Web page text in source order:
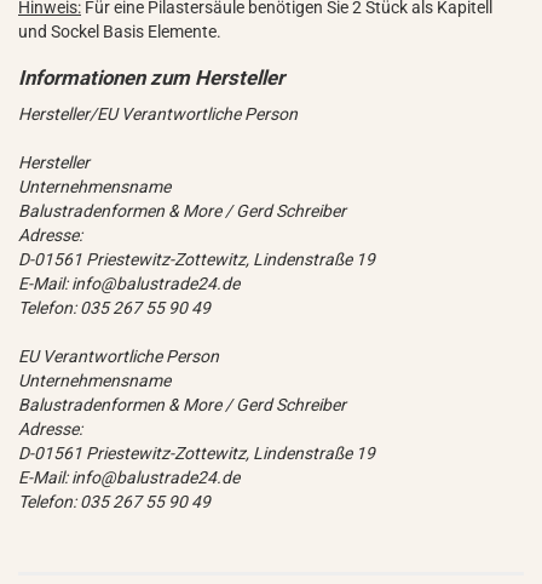
Hinweis: Für eine Pilastersäule benötigen Sie 2 Stück als Kapitell
und Sockel Basis Elemente.
Hersteller/EU Verantwortliche Person
Hersteller
Unternehmensname
Balustradenformen & More / Gerd Schreiber
Adresse:
D-01561 Priestewitz-Zottewitz, Lindenstraße 19
E-Mail: info@balustrade24.de
Telefon: 035 267 55 90 49
EU Verantwortliche Person
Unternehmensname
Balustradenformen & More / Gerd Schreiber
Adresse:
D-01561 Priestewitz-Zottewitz, Lindenstraße 19
E-Mail: info@balustrade24.de
Telefon: 035 267 55 90 49